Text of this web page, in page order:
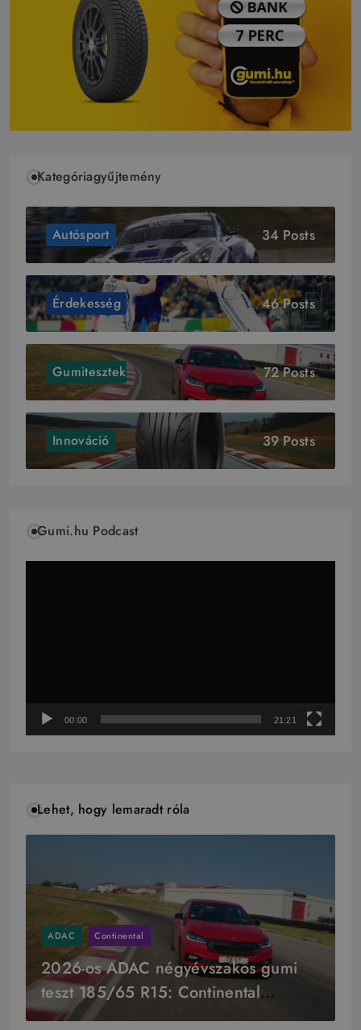
Kategóriagyűjtemény
Autósport 34 Posts
Érdekesség 46 Posts
Gumitesztek 72 Posts
Innováció 39 Posts
Gumi.hu Podcast
00:00 21:21
Lehet, hogy lemaradt róla
ADAC Continental
2026-os ADAC négyévszakos gumi
teszt 185/65 R15: Continental
győzelem